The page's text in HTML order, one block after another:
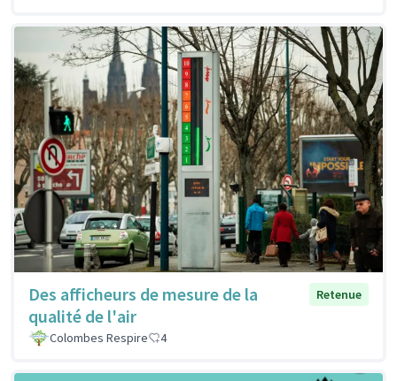
Des afficheurs de mesure de la
qualité de l'air
Retenue
Colombes Respire 4